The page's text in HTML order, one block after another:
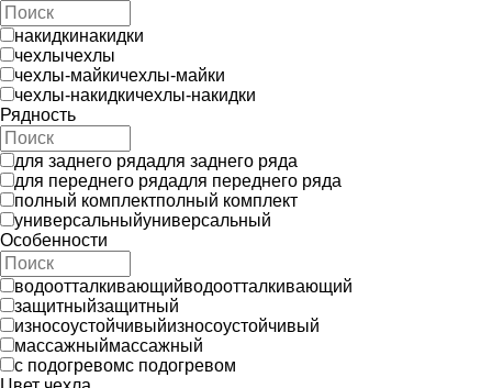
накидкинакидки
чехлычехлы
чехлы-майкичехлы-майки
чехлы-накидкичехлы-накидки
Рядность
для заднего рядадля заднего ряда
для переднего рядадля переднего ряда
полный комплектполный комплект
универсальныйуниверсальный
Особенности
водоотталкивающийводоотталкивающий
защитныйзащитный
износоустойчивыйизносоустойчивый
массажныймассажный
с подогревомс подогревом